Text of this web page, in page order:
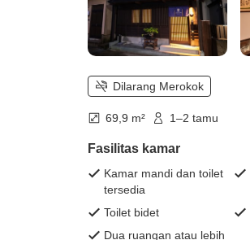
Dilarang Merokok
69,9 m² 1–2 tamu
Fasilitas kamar
Kamar mandi dan toilet
tersedia
Toilet bidet
Dua ruangan atau lebih